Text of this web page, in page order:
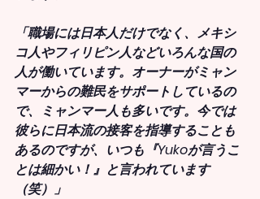
「職場には日本人だけでなく、メキシ
コ人やフィリピン人などいろんな国の
人が働いています。オーナーがミャン
マーからの難民をサポートしているの
で、ミャンマー人も多いです。今では
彼らに日本流の接客を指導することも
あるのですが、いつも『Yukoが言うこ
とは細かい！』と言われています
（笑）」